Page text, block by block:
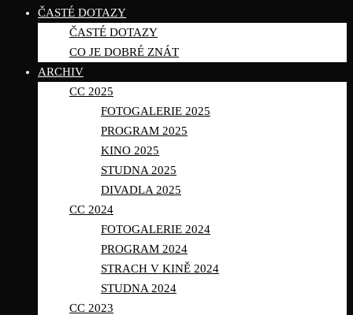
ČASTÉ DOTAZY
ČASTÉ DOTAZY
CO JE DOBRÉ ZNÁT
ARCHIV
CC 2025
FOTOGALERIE 2025
PROGRAM 2025
KINO 2025
STUDNA 2025
DIVADLA 2025
CC 2024
FOTOGALERIE 2024
PROGRAM 2024
STRACH V KINĚ 2024
STUDNA 2024
CC 2023